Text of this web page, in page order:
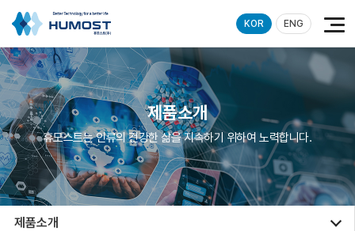
KOR ENG
제품소개
휴모스트는 인류의 건강한 삶을 지속하기 위하여 노력합니다.
제품소개